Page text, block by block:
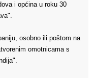
i općina u roku 30
osobno ili poštom na
omotnicama s